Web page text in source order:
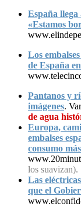
España llega
«Estamos
Los
de España
Pantanos y
imágenes.
de agua
Europa,
embalses
consumo
los suavizan).
Las eléctricas
que el